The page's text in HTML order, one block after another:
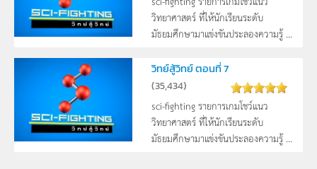
วิทยาศาสตร์ ที่ให้นักเรียนระดับ
มัธยมศึกษามาแข่งขันประลองความรู้ ...
วิทย์สู้วิทย์ ตอนที่ 7
(35,434)
sci-fighting รายการเกมโชว์แนว
วิทยาศาสตร์ ที่ให้นักเรียนระดับ
มัธยมศึกษามาแข่งขันประลองความรู้ ...